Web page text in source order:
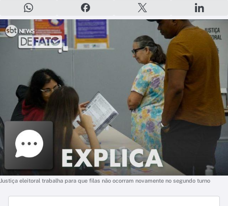
Justiça eleitoral trabalha para que filas não ocorram novamente no segundo turno